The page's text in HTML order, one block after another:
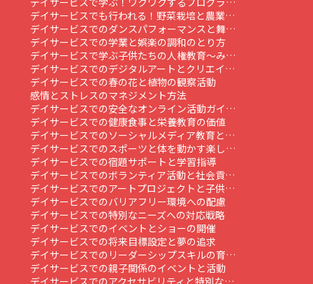
デイサービスでも行われる！野菜栽培と農業…
デイサービスでのダンスパフォーマンスと舞…
デイサービスでの学業と娯楽の調和のとり方
デイサービスで学ぶ子供たちの人権教育～み…
デイサービスでのデジタルアートとクリエイ…
デイサービスでの春の花と植物の観察活動
感情とストレスのマネジメント方法
デイサービスでの安全なオンライン活動ガイ…
デイサービスでの健康食事と栄養教育の価値
デイサービスでのソーシャルメディア教育と…
デイサービスでのスポーツと体を動かす楽し…
デイサービスでの宿題サポートと学習指導
デイサービスでのボランティア活動と社会貢…
デイサービスでのアートプロジェクトと子供…
デイサービスでのバリアフリー環境への配慮
デイサービスでの特別なニーズへの対応戦略
デイサービスでのイベントとショーの開催
デイサービスでの将来目標設定と夢の追求
デイサービスでのリーダーシップスキルの育…
デイサービスでの親子関係のイベントと活動